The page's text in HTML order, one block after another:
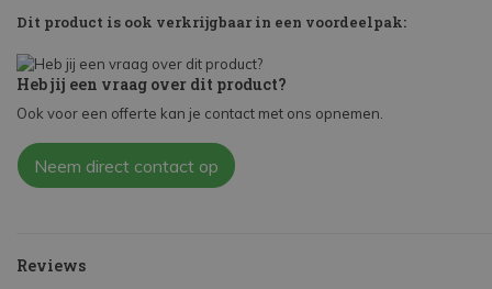
Dit product is ook verkrijgbaar in een voordeelpak:
Heb jij een vraag over dit product?
Ook voor een offerte kan je contact met ons opnemen.
Neem direct contact op
Reviews